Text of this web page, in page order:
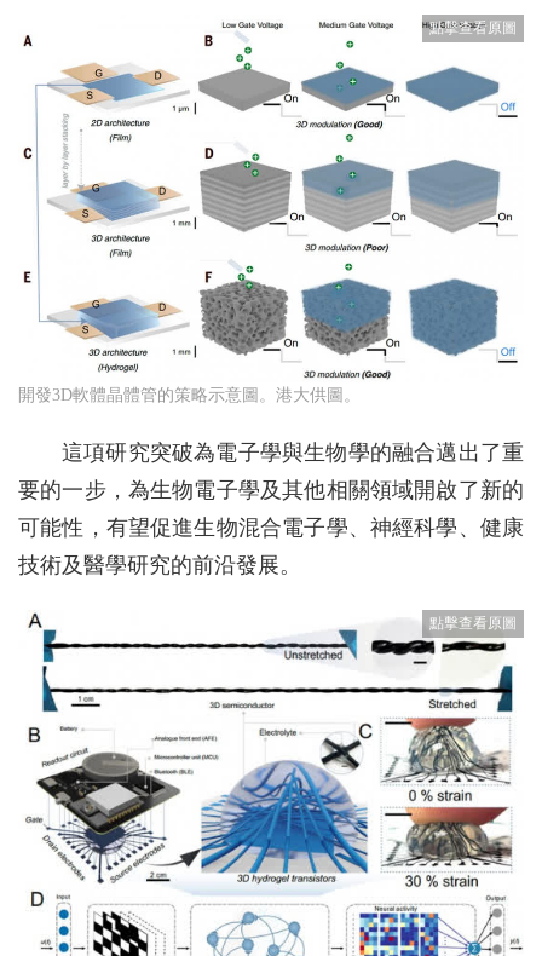
開發3D軟體晶體管的策略示意圖。港大供圖。
這項研究突破為電子學與生物學的融合邁出了重
要的一步，為生物電子學及其他相關領域開啟了新的
可能性，有望促進生物混合電子學、神經科學、健康
技術及醫學研究的前沿發展。